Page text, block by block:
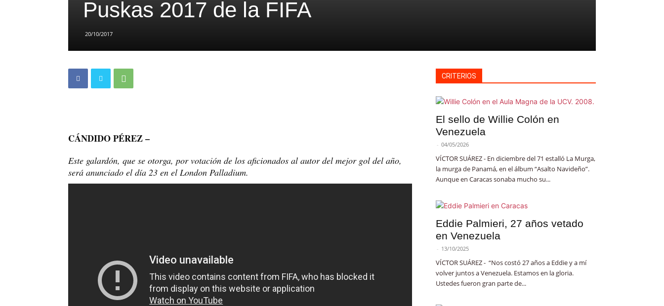
Puskas 2017 de la FIFA
20/10/2017
CÁNDIDO PÉREZ –
Este galardón, que se otorga, por votación de los aficionados al autor del mejor gol del año,
será anunciado el día 23 en el London Palladium.
CRITERIOS
El sello de Willie Colón en
Venezuela
- 04/05/2026
VÍCTOR SUÁREZ - En diciembre del 71 estalló La Murga,
la murga de Panamá, en el álbum “Asalto Navideño”.
Aunque en Caracas sonaba mucho su...
Eddie Palmieri, 27 años vetado
en Venezuela
- 13/10/2025
VÍCTOR SUÁREZ - “Nos costó 27 años a Eddie y a mí
volver juntos a Venezuela. Estamos en la gloria.
Ustedes fueron gran parte de...